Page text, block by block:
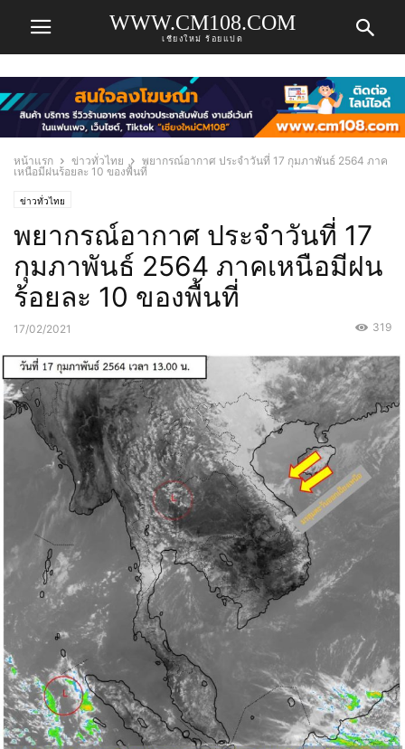
WWW.CM108.COM
เชียงใหม่ ร้อยแปด
หน้าแรก ข่าวทั่วไทย
พยากรณ์อากาศ ประจำวันที่ 17 กุมภาพันธ์ 2564 ภาค
เหนือมีฝนร้อยละ 10 ของพื้นที่
ข่าวทั่วไทย
พยากรณ์อากาศ ประจำวันที่ 17
กุมภาพันธ์ 2564 ภาคเหนือมีฝน
ร้อยละ 10 ของพื้นที่
17/02/2021 319